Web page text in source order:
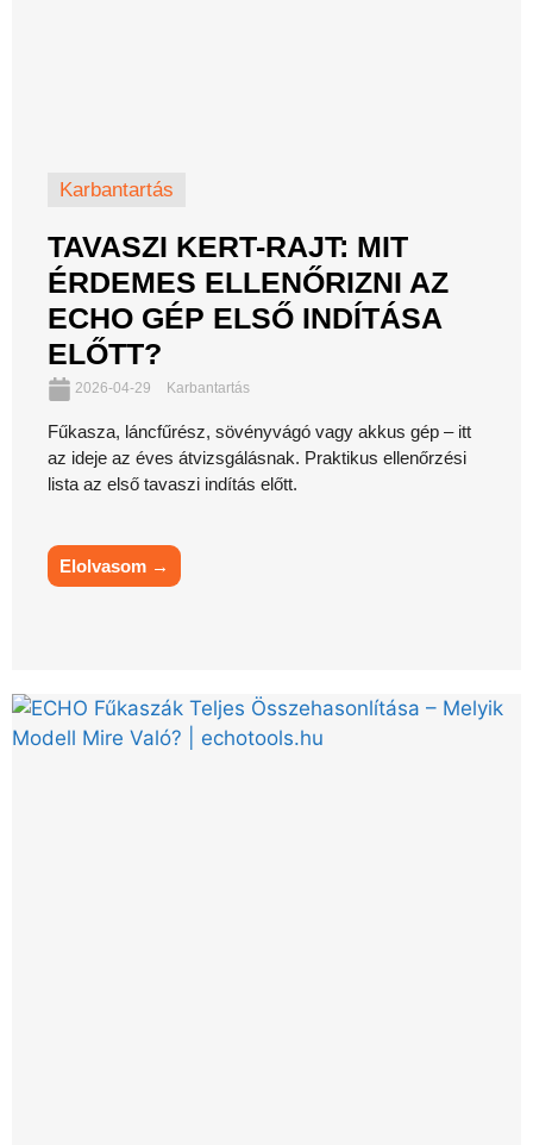
Karbantartás
TAVASZI KERT-RAJT: MIT
ÉRDEMES ELLENŐRIZNI AZ
ECHO GÉP ELSŐ INDÍTÁSA
ELŐTT?
2026-04-29 Karbantartás
Fűkasza, láncfűrész, sövényvágó vagy akkus gép – itt
az ideje az éves átvizsgálásnak. Praktikus ellenőrzési
lista az első tavaszi indítás előtt.
Elolvasom →